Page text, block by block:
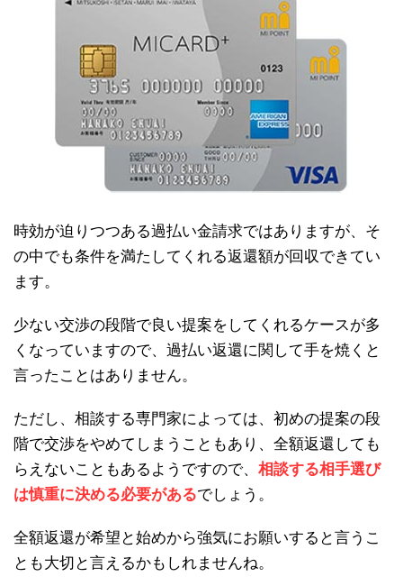
時効が迫りつつある過払い金請求ではありますが、そ
の中でも条件を満たしてくれる返還額が回収できてい
ます。
少ない交渉の段階で良い提案をしてくれるケースが多
くなっていますので、過払い返還に関して手を焼くと
言ったことはありません。
ただし、相談する専門家によっては、初めの提案の段
階で交渉をやめてしまうこともあり、全額返還しても
らえないこともあるようですので、 相談する相手選び
は慎重に決める必要があるでしょう。
全額返還が希望と始めから強気にお願いすると言うこ
とも大切と言えるかもしれませんね。